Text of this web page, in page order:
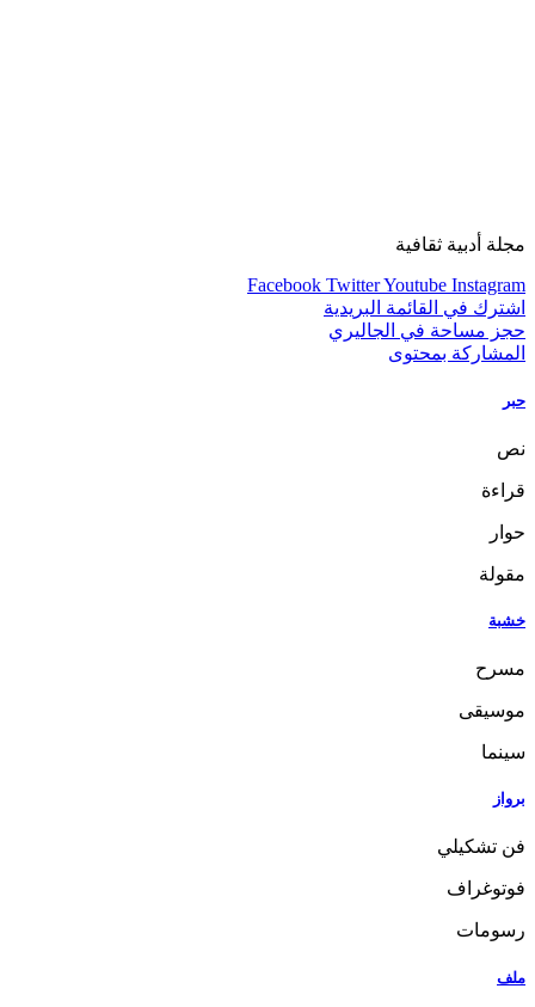
مجلة أدبية ثقافية
Facebook TwitterYoutube Instagram
اشترك في القائمة البريدية
حجز مساحة في الجاليري
المشاركة بمحتوى
حبر
نص
قراءة
حوار
مقولة
خشبة
مسرح
موسيقى
سينما
برواز
فن تشكيلي
فوتوغراف
رسومات
ملف